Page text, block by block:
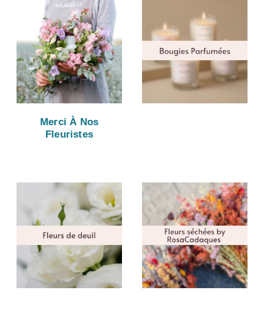
Merci À Nos
Fleuristes